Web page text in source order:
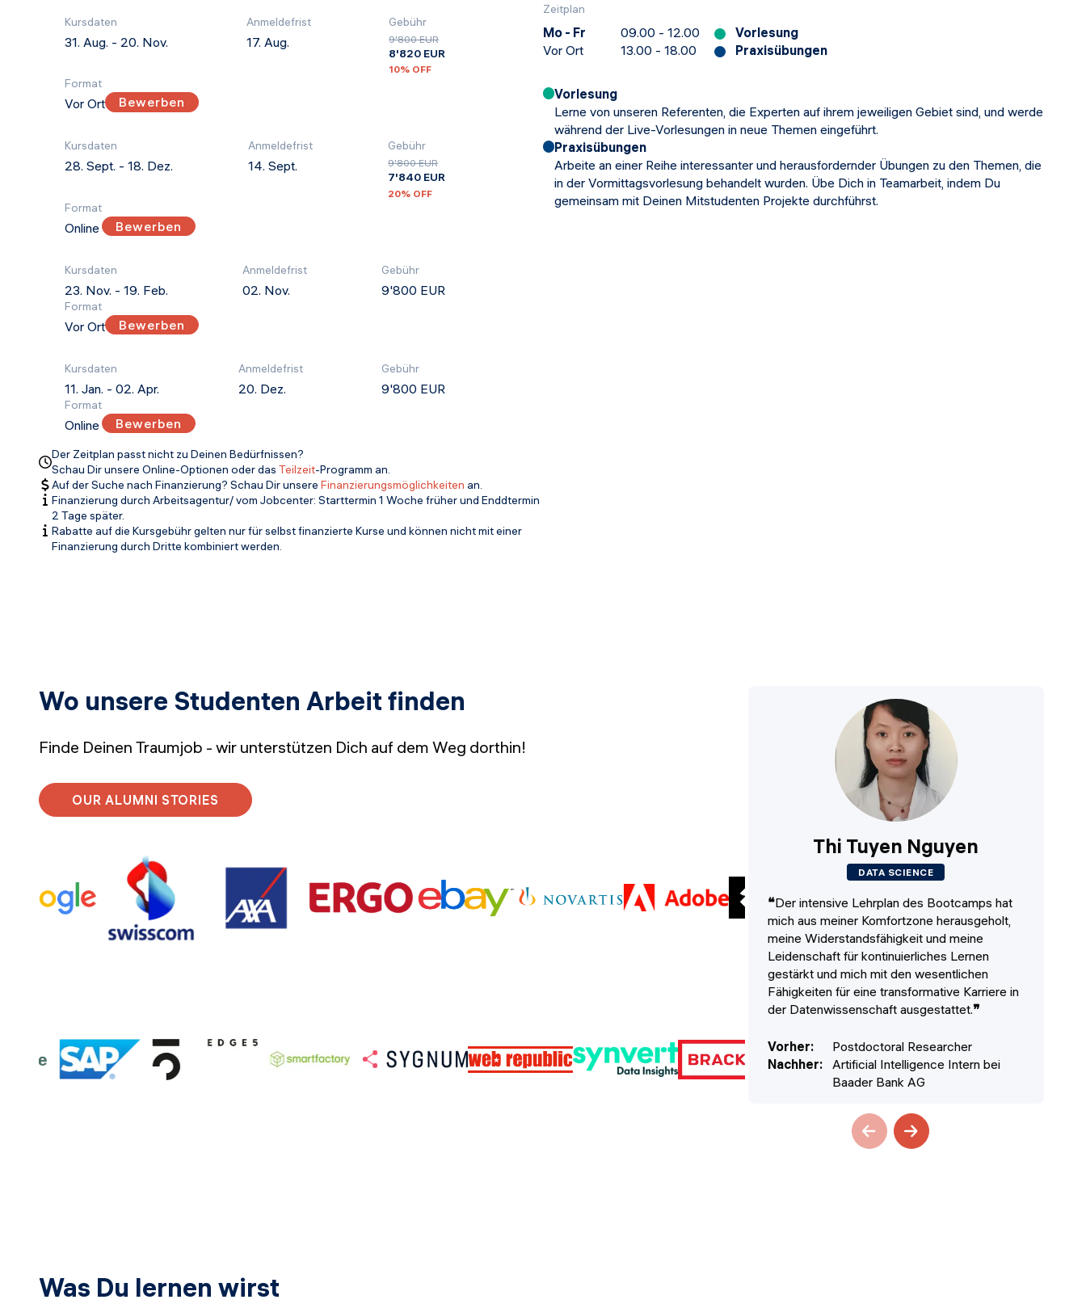
Kursdaten
31. Aug. - 20. Nov.
Anmeldefrist
17. Aug.
Gebühr
9'800 EUR
8'820 EUR
10% OFF
Format
Vor Ort Bewerben
Kursdaten
28. Sept. - 18. Dez.
Anmeldefrist
14. Sept.
Gebühr
9'800 EUR
7'840 EUR
20% OFF
Format
Online Bewerben
Kursdaten
23. Nov. - 19. Feb.
Anmeldefrist
02. Nov.
Gebühr
9'800 EUR
Format
Vor Ort Bewerben
Kursdaten
11. Jan. - 02. Apr.
Anmeldefrist
20. Dez.
Gebühr
9'800 EUR
Format
Online Bewerben
Der Zeitplan passt nicht zu Deinen Bedürfnissen?
Schau Dir unsere Online-Optionen oder das Teilzeit-Programm an.
Auf der Suche nach Finanzierung? Schau Dir unsere Finanzierungsmöglichkeiten an.
Finanzierung durch Arbeitsagentur/ vom Jobcenter: Starttermin 1 Woche früher und Enddtermin
2 Tage später.
Rabatte auf die Kursgebühr gelten nur für selbst finanzierte Kurse und können nicht mit einer
Finanzierung durch Dritte kombiniert werden.
Zeitplan
Mo - Fr
Vor Ort
09.00 - 12.00
Vorlesung
13.00 - 18.00
Praxisübungen
Vorlesung
Lerne von unseren Referenten, die Experten auf ihrem jeweiligen Gebiet sind, und werde
während der Live-Vorlesungen in neue Themen eingeführt.
Praxisübungen
Arbeite an einer Reihe interessanter und herausfordernder Übungen zu den Themen, die
in der Vormittagsvorlesung behandelt wurden. Übe Dich in Teamarbeit, indem Du
gemeinsam mit Deinen Mitstudenten Projekte durchführst.
Wo unsere Studenten Arbeit finden
Finde Deinen Traumjob - wir unterstützen Dich auf dem Weg dorthin!
OUR ALUMNI STORIES
Thi Tuyen Nguyen
DATA SCIENCE
❝Der intensive Lehrplan des Bootcamps hat
mich aus meiner Komfortzone herausgeholt,
meine Widerstandsfähigkeit und meine
Leidenschaft für kontinuierliches Lernen
gestärkt und mich mit den wesentlichen
Fähigkeiten für eine transformative Karriere in
der Datenwissenschaft ausgestattet.❞
Vorher:
Postdoctoral Researcher
Nachher: Artificial Intelligence Intern bei
Baader Bank AG
Was Du lernen wirst